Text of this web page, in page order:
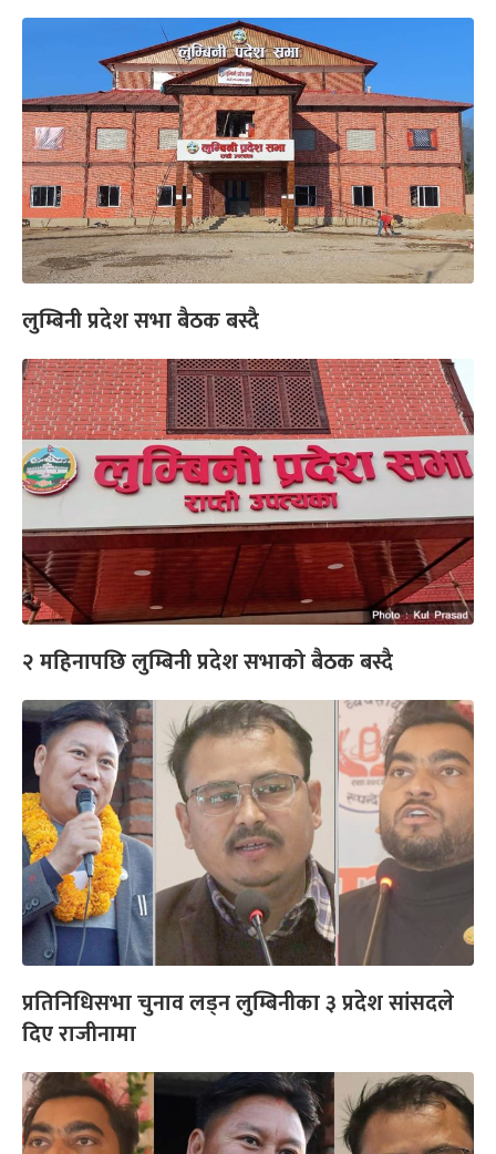
लुम्बिनी प्रदेश सभा बैठक बस्दै
२ महिनापछि लुम्बिनी प्रदेश सभाको बैठक बस्दै
प्रतिनिधिसभा चुनाव लड्न लुम्बिनीका ३ प्रदेश सांसदले
दिए राजीनामा